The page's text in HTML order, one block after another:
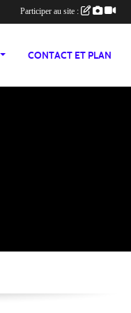
CONTACT ET PLAN
Participer au site :